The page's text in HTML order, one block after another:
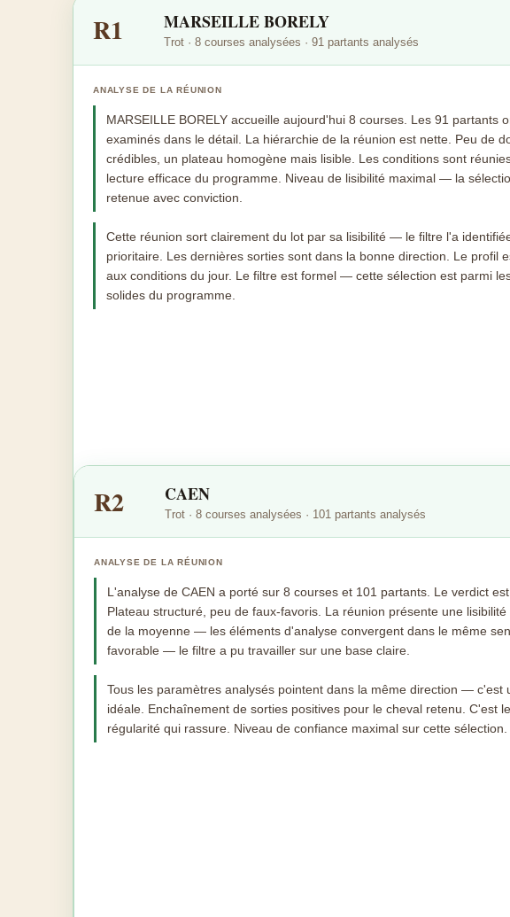
R1 MARSEILLE BORELY
Trot · 8 courses analysées · 91 partants analysés
ANALYSE DE LA RÉUNION
MARSEILLE BORELY accueille aujourd'hui 8 courses. Les 91 partants
examinés dans le détail. La hiérarchie de la réunion est nette. Peu de
crédibles, un plateau homogène mais lisible. Les conditions sont
lecture efficace du programme. Niveau de lisibilité maximal — la
retenue avec conviction.
Cette réunion sort clairement du lot par sa lisibilité — le filtre l'a
prioritaire. Les dernières sorties sont dans la bonne direction. Le profil
aux conditions du jour. Le filtre est formel — cette sélection est parmi
solides du programme.
R2 CAEN
Trot · 8 courses analysées · 101 partants analysés
ANALYSE DE LA RÉUNION
L'analyse de CAEN a porté sur 8 courses et 101 partants. Le verdict est
Plateau structuré, peu de faux-favoris. La réunion présente une
de la moyenne — les éléments d'analyse convergent dans le même
favorable — le filtre a pu travailler sur une base claire.
Tous les paramètres analysés pointent dans la même direction — c'est
idéale. Enchaînement de sorties positives pour le cheval retenu. C'est
régularité qui rassure. Niveau de confiance maximal sur cette sélection.